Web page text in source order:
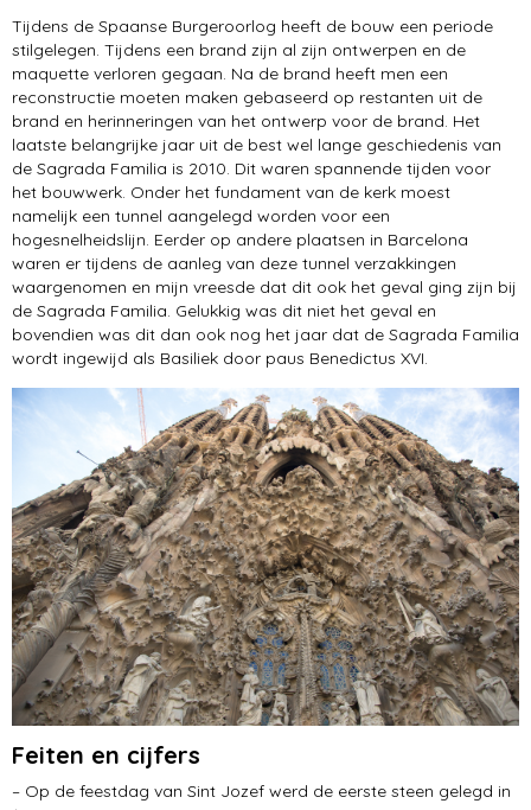
Tijdens de Spaanse Burgeroorlog heeft de bouw een periode
stilgelegen. Tijdens een brand zijn al zijn ontwerpen en de
maquette verloren gegaan. Na de brand heeft men een
reconstructie moeten maken gebaseerd op restanten uit de
brand en herinneringen van het ontwerp voor de brand. Het
laatste belangrijke jaar uit de best wel lange geschiedenis van
de Sagrada Familia is 2010. Dit waren spannende tijden voor
het bouwwerk. Onder het fundament van de kerk moest
namelijk een tunnel aangelegd worden voor een
hogesnelheidslijn. Eerder op andere plaatsen in Barcelona
waren er tijdens de aanleg van deze tunnel verzakkingen
waargenomen en mijn vreesde dat dit ook het geval ging zijn bij
de Sagrada Familia. Gelukkig was dit niet het geval en
bovendien was dit dan ook nog het jaar dat de Sagrada Familia
wordt ingewijd als Basiliek door paus Benedictus XVI.
Feiten en cijfers
– Op de feestdag van Sint Jozef werd de eerste steen gelegd in